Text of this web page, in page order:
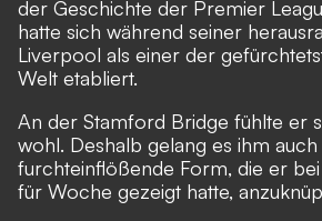
der Geschichte der Premier
hatte sich während seiner
Liverpool als einer der
Welt etabliert.
An der Stamford Bridge fühlte er
wohl. Deshalb gelang es ihm auch
furchteinflößende Form, die er
für Woche gezeigt hatte,